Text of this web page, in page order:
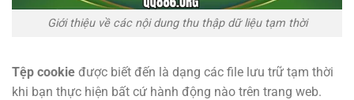
Giới thiệu về các nội dung thu thập dữ liệu tạm thời
Tệp cookie được biết đến là dạng các file lưu trữ tạm thời
khi bạn thực hiện bất cứ hành động nào trên trang web.